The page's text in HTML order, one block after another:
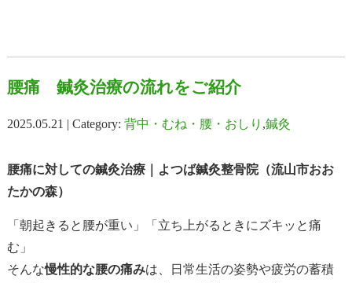
腰痛 鍼灸治療の流れをご紹介
2025.05.21 | Category: 背中・むね・腰・おしり ,鍼灸
腰痛に対しての鍼灸治療｜よつば鍼灸整骨院（流山市おお
たかの森）
「朝起きると腰が重い」「立ち上がるときにズキッと痛
む」
そんな慢性的な腰の痛みは、日常生活の姿勢や疲労の蓄積